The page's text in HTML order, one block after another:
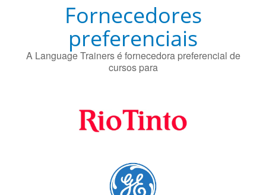
Fornecedores
preferenciais
A Language Trainers é fornecedora preferencial de
cursos para